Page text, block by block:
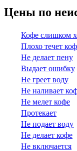
Цены по
Кофе слишком
Плохо течет
Не делает пену
Выдает ошибку
Не греет воду
Не наливает
Не мелет кофе
Протекает
Не подает воду
Не делает кофе
Не включается